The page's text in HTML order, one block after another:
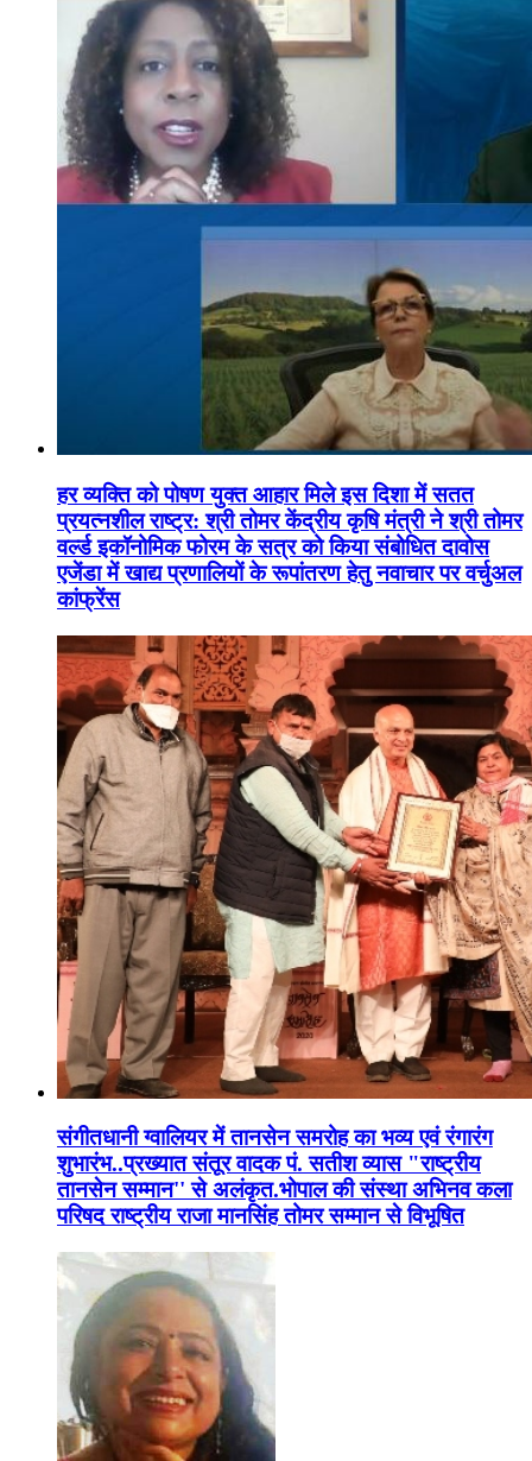
हर व्यक्ति को पोषण युक्त आहार मिले इस दिशा में सतत
प्रयत्नशील राष्ट्र: श्री तोमर केंद्रीय कृषि मंत्री ने श्री तोमर
वर्ल्ड इकॉनोमिक फोरम के सत्र को किया संबोधित दावोस
एजेंडा में खाद्य प्रणालियों के रूपांतरण हेतु नवाचार पर वर्चुअल
कांफ्रेंस
संगीतधानी ग्वालियर में तानसेन समरोह का भव्य एवं रंगारंग
शुभारंभ..प्रख्यात संतूर वादक पं. सतीश व्यास "राष्ट्रीय
तानसेन सम्मान'' से अलंकृत.भोपाल की संस्था अभिनव कला
परिषद राष्ट्रीय राजा मानसिंह तोमर सम्मान से विभूषित